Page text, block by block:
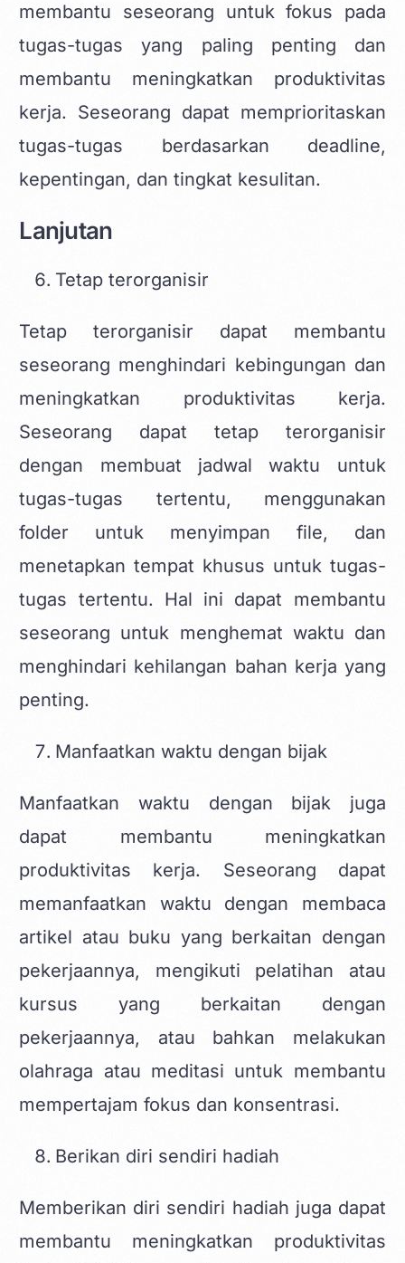
membantu seseorang untuk fokus pada
tugas-tugas yang paling penting dan
membantu meningkatkan produktivitas
kerja. Seseorang dapat memprioritaskan
tugas-tugas berdasarkan deadline,
kepentingan, dan tingkat kesulitan.
Lanjutan
Tetap terorganisir
Tetap terorganisir dapat membantu
seseorang menghindari kebingungan dan
meningkatkan produktivitas kerja.
Seseorang dapat tetap terorganisir
dengan membuat jadwal waktu untuk
tugas-tugas tertentu, menggunakan
folder untuk menyimpan file, dan
menetapkan tempat khusus untuk tugas-
tugas tertentu. Hal ini dapat membantu
seseorang untuk menghemat waktu dan
menghindari kehilangan bahan kerja yang
penting.
Manfaatkan waktu dengan bijak
Manfaatkan waktu dengan bijak juga
dapat membantu meningkatkan
produktivitas kerja. Seseorang dapat
memanfaatkan waktu dengan membaca
artikel atau buku yang berkaitan dengan
pekerjaannya, mengikuti pelatihan atau
kursus yang berkaitan dengan
pekerjaannya, atau bahkan melakukan
olahraga atau meditasi untuk membantu
mempertajam fokus dan konsentrasi.
Berikan diri sendiri hadiah
Memberikan diri sendiri hadiah juga dapat
membantu meningkatkan produktivitas